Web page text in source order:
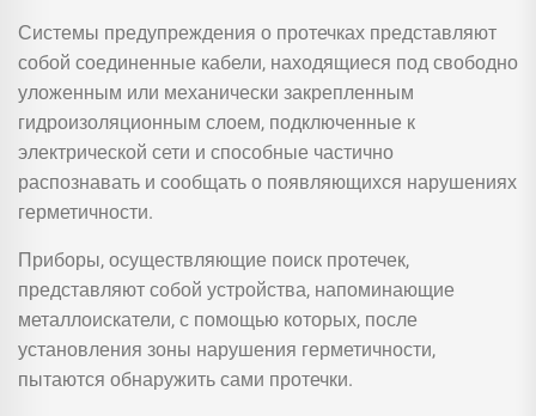
Системы предупреждения о протечках представляют
собой соединенные кабели, находящиеся под свободно
уложенным или механически закрепленным
гидроизоляционным слоем, подключенные к
электрической сети и способные частично
распознавать и сообщать о появляющихся нарушениях
герметичности.
Приборы, осуществляющие поиск протечек,
представляют собой устройства, напоминающие
металлоискатели, с помощью которых, после
установления зоны нарушения герметичности,
пытаются обнаружить сами протечки.